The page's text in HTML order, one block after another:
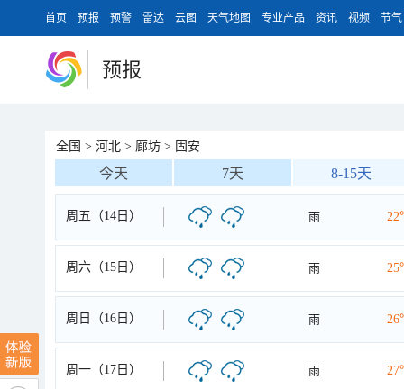
首页 预报 预警 雷达 云图 天气地图 专业产品 资讯 视频 节气
预报
全国 > 河北 > 廊坊 > 固安
今天 7天 8-15天
周五（14日） 雨
周六（15日） 雨
周日（16日） 雨
周一（17日） 雨